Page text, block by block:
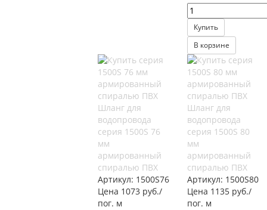
Купить
В корзине
Шланг для
водопровода
серия 1500S 76
мм
армированный
спиралью ПВХ
Артикул: 1500S76
Цена 1073 руб./
пог. м
Шланг для
водопровода
серия 1500S 80
мм
армированный
спиралью ПВХ
Артикул: 1500S80
Цена 1135 руб./
пог. м